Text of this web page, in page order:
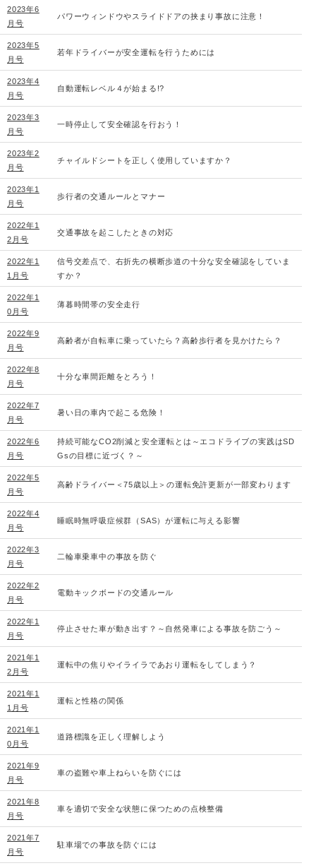
2023年6
月号
パワーウィンドウやスライドドアの挟まり事故に注意！
2023年5
月号
若年ドライバーが安全運転を行うためには
2023年4
月号
自動運転レベル４が始まる!?
2023年3
月号
一時停止して安全確認を行おう！
2023年2
月号
チャイルドシートを正しく使用していますか？
2023年1
月号
歩行者の交通ルールとマナー
2022年1
2月号
交通事故を起こしたときの対応
2022年1
1月号
信号交差点で、右折先の横断歩道の十分な安全確認をしていま
すか？
2022年1
0月号
薄暮時間帯の安全走行
2022年9
月号
高齢者が自転車に乗っていたら？高齢歩行者を見かけたら？
2022年8
月号
十分な車間距離をとろう！
2022年7
月号
暑い日の車内で起こる危険！
2022年6
月号
持続可能なCO2削減と安全運転とは～エコドライブの実践はSD
Gsの目標に近づく？～
2022年5
月号
高齢ドライバー＜75歳以上＞の運転免許更新が一部変わります
2022年4
月号
睡眠時無呼吸症候群（SAS）が運転に与える影響
2022年3
月号
二輪車乗車中の事故を防ぐ
2022年2
月号
電動キックボードの交通ルール
2022年1
月号
停止させた車が動き出す？～自然発車による事故を防ごう～
2021年1
2月号
運転中の焦りやイライラであおり運転をしてしまう？
2021年1
1月号
運転と性格の関係
2021年1
0月号
道路標識を正しく理解しよう
2021年9
月号
車の盗難や車上ねらいを防ぐには
2021年8
月号
車を適切で安全な状態に保つための点検整備
2021年7
月号
駐車場での事故を防ぐには